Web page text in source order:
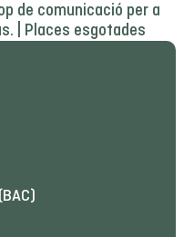
de comunicació per a
| Places esgotades